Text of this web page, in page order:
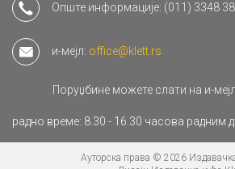
Опште информације: (011) 3348
и-мејл: office@klett.rs
Поруџбине можете слати на и-
радно време: 8.30 - 16.30 часова радним
Ауторска права © 2026